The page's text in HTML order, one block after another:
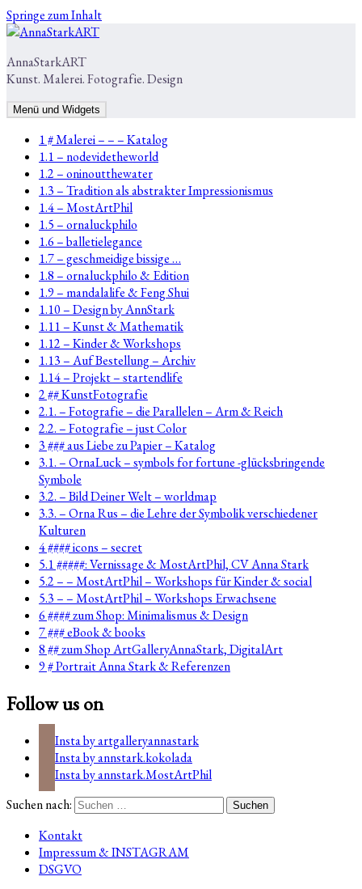
Springe zum Inhalt
AnnaStarkART
Kunst. Malerei. Fotografie. Design
Menü und Widgets
1 # Malerei – – – Katalog
1.1 – nodevidetheworld
1.2 – oninoutthewater
1.3 – Tradition als abstrakter Impressionismus
1.4 – MostArtPhil
1.5 – ornaluckphilo
1.6 – balletielegance
1.7 – geschmeidige bissige …
1.8 – ornaluckphilo & Edition
1.9 – mandalalife & Feng Shui
1.10 – Design by AnnStark
1.11 – Kunst & Mathematik
1.12 – Kinder & Workshops
1.13 – Auf Bestellung – Archiv
1.14 – Projekt – startendlife
2 ## KunstFotografie
2.1. – Fotografie – die Parallelen – Arm & Reich
2.2. – Fotografie – just Color
3 ### aus Liebe zu Papier – Katalog
3.1. – OrnaLuck – symbols for fortune -glücksbringende
Symbole
3.2. – Bild Deiner Welt – worldmap
3.3. – Orna Rus – die Lehre der Symbolik verschiedener
Kulturen
4 #### icons – secret
5.1 #####: Vernissage & MostArtPhil, CV Anna Stark
5.2 – – MostArtPhil – Workshops für Kinder & social
5.3 – – MostArtPhil – Workshops Erwachsene
6 #### zum Shop: Minimalismus & Design
7 ### eBook & books
8 ## zum Shop ArtGalleryAnnaStark, DigitalArt
9 # Portrait Anna Stark & Referenzen
Follow us on
Insta by artgalleryannastark
Insta by annstark.kokolada
Insta by annstark.MostArtPhil
Suchen nach:
Kontakt
Impressum & INSTAGRAM
DSGVO